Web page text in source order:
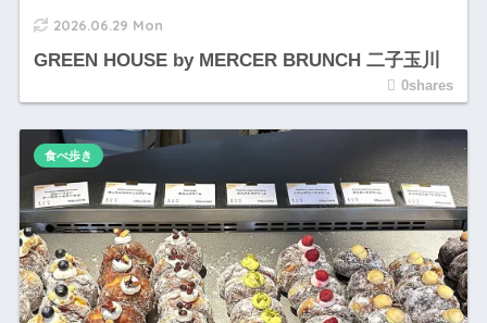
2026.06.29 Mon
GREEN HOUSE by MERCER BRUNCH 二子玉川
0shares
食べ歩き